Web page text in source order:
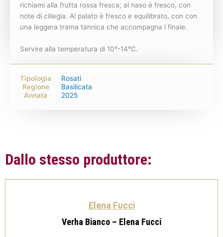
richiami alla frutta rossa fresca; al naso è fresco, con
note di ciliegia. Al palato è fresco e equilibrato, con con
una leggera trama tannica che accompagna l finale.
Servire alla temperatura di 10°-14°C.
Tipologia
Rosati
Regione
Basilicata
Annata
2025
Dallo stesso produttore:
Elena Fucci
Verha Bianco – Elena Fucci